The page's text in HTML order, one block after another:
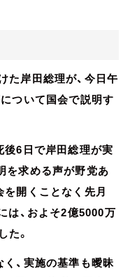
た岸田総理が、今日午
ついて国会で説明す
後6日で岸田総理が実
を求める声が野党あ
を開くことなく先月
は、およそ2億5000万
た。
、実施の基準も曖昧